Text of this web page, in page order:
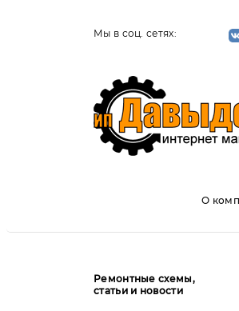
Мы в соц. сетях:
О
Ремонтные схемы,
статьи и новости